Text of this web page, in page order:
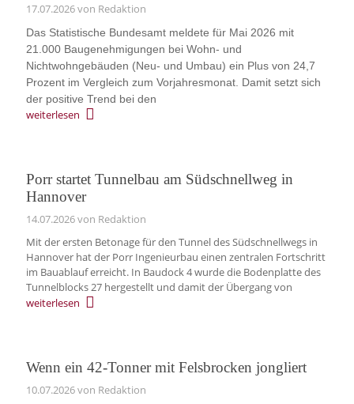
17.07.2026von Redaktion
Das Statistische Bundesamt meldete für Mai 2026 mit
21.000 Baugenehmigungen bei Wohn- und
Nichtwohngebäuden (Neu- und Umbau) ein Plus von 24,7
Prozent im Vergleich zum Vorjahresmonat. Damit setzt sich
der positive Trend bei den
weiterlesen
Porr startet Tunnelbau am Südschnellweg in
Hannover
14.07.2026von Redaktion
Mit der ersten Betonage für den Tunnel des Südschnellwegs in
Hannover hat der Porr Ingenieurbau einen zentralen Fortschritt
im Bauablauf erreicht. In Baudock 4 wurde die Bodenplatte des
Tunnelblocks 27 hergestellt und damit der Übergang von
weiterlesen
Wenn ein 42-Tonner mit Felsbrocken jongliert
10.07.2026von Redaktion